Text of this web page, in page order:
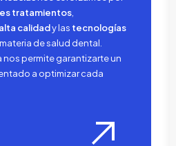
tratamientos
calidady las tecnologías
de salud dental.
nos permite garantizarte un
a optimizar cada